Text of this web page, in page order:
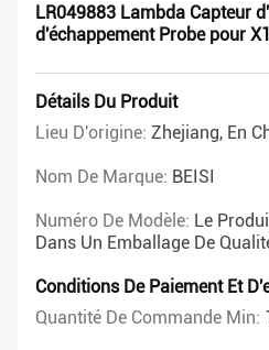
LR049883 Lambda Capteur
d'échappement Probe pour
Détails Du Produit
Lieu D'origine: Zhejiang, En
Nom De Marque: BEISI
Numéro De Modèle: Le
Dans Un Emballage De
Conditions De Paiement Et
Quantité De Commande Min: